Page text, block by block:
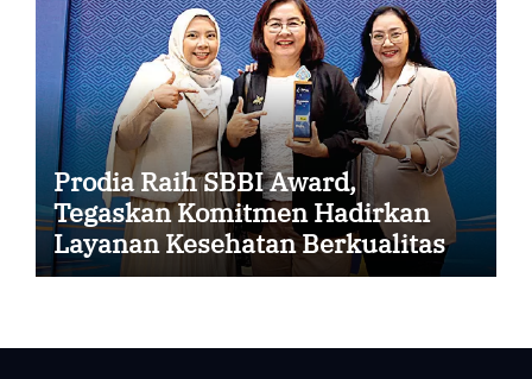
Prodia Raih SBBI Award,
Tegaskan Komitmen Hadirkan
Layanan Kesehatan Berkualitas